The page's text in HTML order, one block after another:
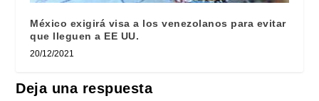
México exigirá visa a los venezolanos para evitar
que lleguen a EE UU.
20/12/2021
Deja una respuesta